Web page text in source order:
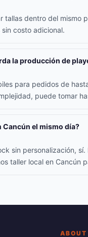
tallas dentro del mismo
costo adicional.
la producción de
para pedidos de
puede tomar
Cancún el mismo día?
sin personalización,
taller local en Cancún
ABOUT